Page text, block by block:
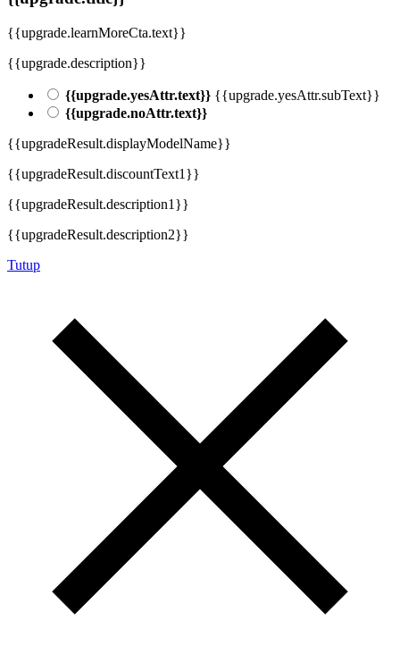
{{upgrade.learnMoreCta.text}}
{{upgrade.description}}
{{upgrade.yesAttr.text}} {{upgrade.yesAttr.subText}}
{{upgrade.noAttr.text}}
{{upgradeResult.displayModelName}}
{{upgradeResult.discountText1}}
{{upgradeResult.description1}}
{{upgradeResult.description2}}
Tutup